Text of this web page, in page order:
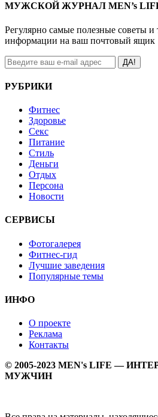
МУЖСКОЙ ЖУРНАЛ MEN’s
Регулярно самые полезные советы
информации на ваш почтовый ящик
ДА!
РУБРИКИ
Фитнес
Здоровье
Секс
Питание
Стиль
Деньги
Отдых
Персона
Новости
СЕРВИСЫ
Фотогалерея
Фитнес-гид
Лучшие заведения
Популярные темы
ИНФО
О проекте
Реклама
Контакты
© 2005-2023 MEN's LIFE —
МУЖЧИН